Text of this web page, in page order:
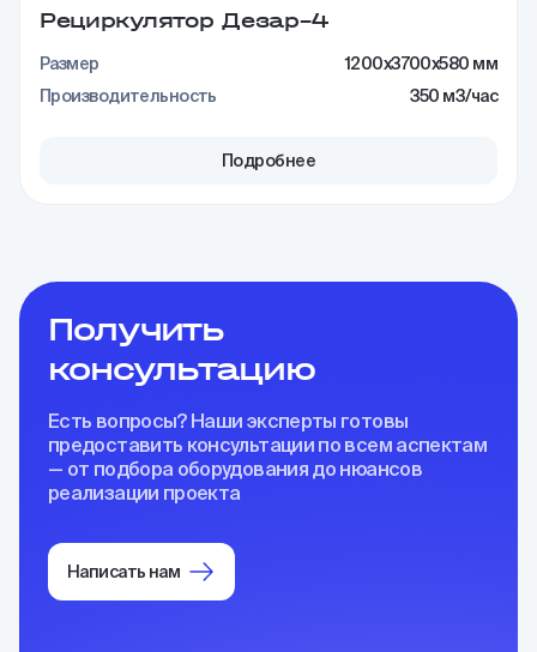
Рециркулятор Дезар–4
Размер
1200x3700x580 мм
Производительность
350 м3/час
Подробнее
Получить
консультацию
Есть вопросы? Наши эксперты готовы
предоставить консультации по всем аспектам
— от подбора оборудования до нюансов
реализации проекта
Написать нам